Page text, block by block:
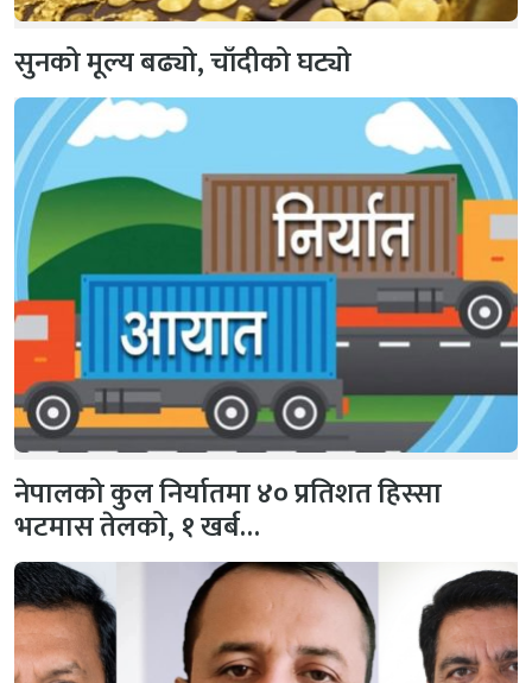
सुनको मूल्य बढ्यो, चाँदीको घट्यो
नेपालको कुल निर्यातमा ४० प्रतिशत हिस्सा
भटमास तेलको, १ खर्ब…